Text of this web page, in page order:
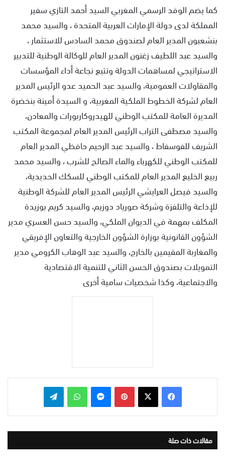
كما يضم الوفد الرسمي المغربي السيد أحمد التازي سفير
المملكة لدى دولة الإمارات العربية المتحدة ، والسيد محمد
بنشعبون المدير العام لصندوق محمد السادس للاستثمار ،
والسيد عبد اللطيف زغنون المدير العام للوكالة الوطنية للتدبير
الاستراتيجي لمساهمات الدولة وتتبع نجاعة أداء المؤسسات
والمقاولات العمومية، والسيد عبد الحميد عدو الرئيس المدير
العام لشركة الخطوط الملكية المغربية، و السيدة أمينة بنخضرة
المديرة العامة للمكتب الوطني للهيدروكاربورات والمعادن،
والسيد مصطفى التراب الرئيس المدير العام لمجموعة المكتب
الشريف للفوسفاط ، والسيد عبد الرحيم حافظي المدير العام
للمكتب الوطني للكهرباء والماء الصالح للشرب ، والسيد محمد
ربيع الخليع المدير العام للمكتب الوطني للسكك الحديدية،
والسيد فيصل العرايشي الرئيس المدير العام للشركة الوطنية
للإذاعة والتلفزة وشركة صورياد دوزيم، والسيد كريم بوزيدة
المكلف بمهمة في الديوان الملكي، والسيد حسن العسري مدير
الشؤون القانونية بوزارة الشؤون الخارجية والتعاون الإفريقي
والمغاربة المقيمين بالخارج، والسيد عبد الوهاب الكرومي مدير
التمويلات بصندوق الحسن الثاني للتنمية الاقتصادية
والاجتماعية، وكذا شخصيات سامية أخرى
بينتيريست واتساب
مقالات ذات صلة